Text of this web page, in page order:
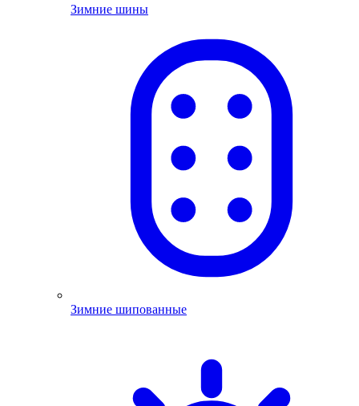
Зимние шины
Зимние шипованные